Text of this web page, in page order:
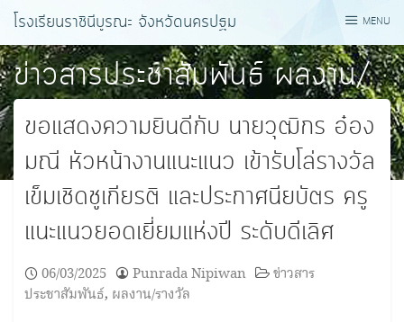
Skip
content
โรงเรียนราชินีบูรณะ จังหวัดนครปฐม MENU
ข่าวสารประชาสัมพันธ์ ผลงาน/
รางวัล
ขอแสดงความยินดีกับ นายวุฒิกร อ๋อง
มณี หัวหน้างานแนะแนว เข้ารับโล่รางวัล
เข็มเชิดชูเกียรติ และประกาศนียบัตร ครู
แนะแนวยอดเยี่ยมแห่งปี ระดับดีเลิศ
06/03/2025 Punrada Nipiwan
ข่าวสาร
ประชาสัมพันธ์, ผลงาน/รางวัล